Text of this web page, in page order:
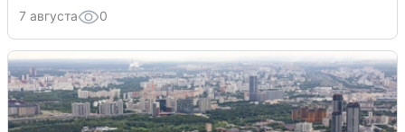
7 августа 0